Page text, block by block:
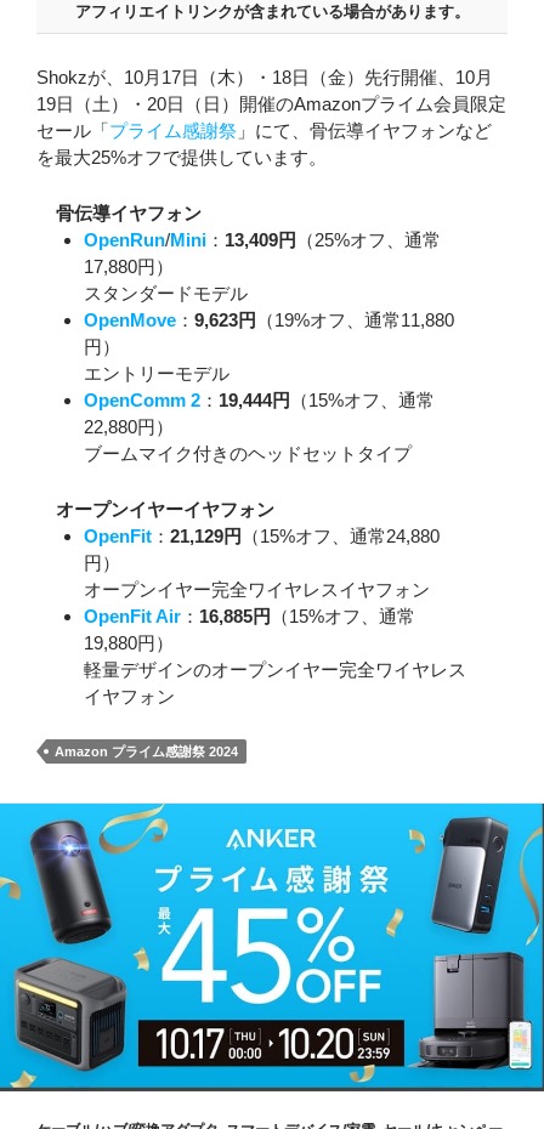
アフィリエイトリンクが含まれている場合があります。
Shokzが、10月17日（木）・18日（金）先行開催、10月
19日（土）・20日（日）開催のAmazonプライム会員限定
セール「プライム感謝祭 」にて、骨伝導イヤフォンなど
を最大25%オフで提供しています。
骨伝導イヤフォン
OpenRun/Mini ： 13,409円
（25%オフ、通常
17,880円）
スタンダードモデル
OpenMove ： 9,623円
（19%オフ、通常11,880
円）
エントリーモデル
OpenComm 2 ： 19,444円
（15%オフ、通常
22,880円）
ブームマイク付きのヘッドセットタイプ
オープンイヤーイヤフォン
OpenFit ： 21,129円
（15%オフ、通常24,880
円）
オープンイヤー完全ワイヤレスイヤフォン
OpenFit Air ： 16,885円
（15%オフ、通常
19,880円）
軽量デザインのオープンイヤー完全ワイヤレス
イヤフォン
Amazon プライム感謝祭 2024